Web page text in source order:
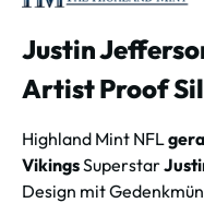
Justin
Artist Proof
Highland Mint NFL
VikingsSuperstar
Design mit